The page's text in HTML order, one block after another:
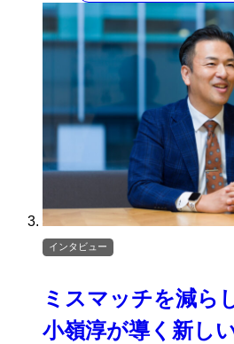
ミスマッチを減ら
小嶺淳が導く新し
インタビュー